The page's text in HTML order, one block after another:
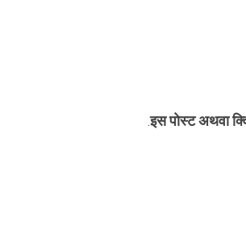
.इस पोस्ट अथवा